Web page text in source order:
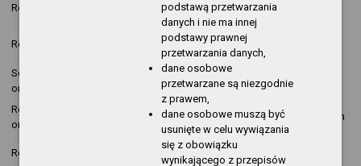
Regulamin pracy Jakub Kasprzyk nowa pozycja
Regulamin pracy Jakub Kasprzyk
Schemat
organizacyjny
2025-12-08
Jakub Kasprzyk
danych
Regulamin
organizacyjny
Jakub Kasprzyk zmiana danych
Regulamin Pracy Krzysztof Kozak nowa pozycja
podstawą przetwarzania
danych i nie ma innej
podstawy prawnej
przetwarzania danych,
dane osobowe
przetwarzane są niezgodnie
z prawem,
dane osobowe muszą być
usunięte w celu wywiązania
się z obowiązku
wynikającego z przepisów